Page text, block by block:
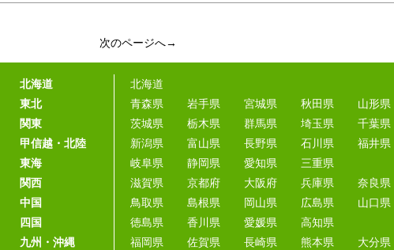
次のページへ→
北海道
東北
関東
甲信越・北陸
東海
関西
中国
四国
九州・沖縄
北海道
青森県
岩手県 宮城県 秋田県
山形県
茨城県
栃木県 群馬県 埼玉県
千葉県
新潟県
富山県 長野県 石川県
福井県
岐阜県
静岡県 愛知県
三重県
滋賀県
京都府 大阪府 兵庫県
奈良県
鳥取県
島根県 岡山県 広島県
山口県
徳島県
香川県 愛媛県
高知県
福岡県
佐賀県 長崎県 熊本県 大分県